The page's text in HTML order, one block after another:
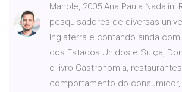
Manole, 2005 Ana Paula Nadalini
pesquisadores de diversas
Inglaterra e contando ainda
dos Estados Unidos e Suiça,
o livro Gastronomia,
comportamento do